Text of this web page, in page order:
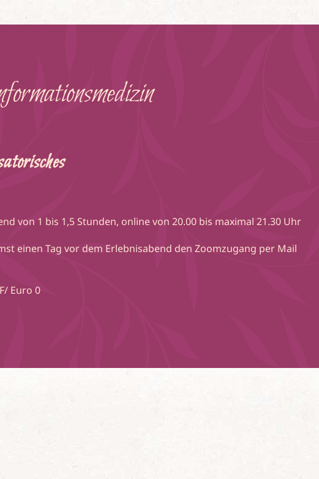
von 1 bis 1,5 Stunden, online von 20.00 bis maximal 21.30 Uhr
einen Tag vor dem Erlebnisabend den Zoomzugang per Mail
Euro 0